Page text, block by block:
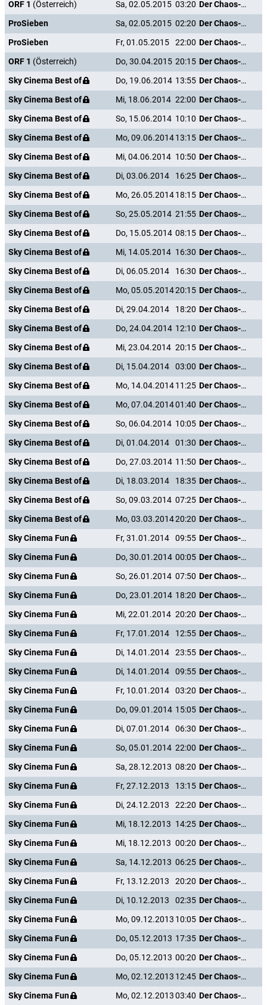
ORF 1 (Österreich) Sa, 02.05.2015 03:20
Der Chaos-Dad
ProSieben
Sa, 02.05.2015 02:20
Der Chaos-Dad
ProSieben
Fr, 01.05.2015 22:00
Der Chaos-Dad
ORF 1 (Österreich) Do, 30.04.2015 20:15
Der Chaos-Dad
Sky Cinema Best of
Do, 19.06.2014 13:55
Der Chaos-Dad
Sky Cinema Best of
Mi, 18.06.2014 22:00
Der Chaos-Dad
Sky Cinema Best of
So, 15.06.2014 10:10
Der Chaos-Dad
Sky Cinema Best of
Mo, 09.06.201413:15
Der Chaos-Dad
Sky Cinema Best of
Mi, 04.06.2014 10:50
Der Chaos-Dad
Sky Cinema Best of
Di, 03.06.2014 16:25
Der Chaos-Dad
Sky Cinema Best of
Mo, 26.05.201418:15
Der Chaos-Dad
Sky Cinema Best of
So, 25.05.2014 21:55
Der Chaos-Dad
Sky Cinema Best of
Do, 15.05.2014 08:15
Der Chaos-Dad
Sky Cinema Best of
Mi, 14.05.2014 16:30
Der Chaos-Dad
Sky Cinema Best of
Di, 06.05.2014 16:30
Der Chaos-Dad
Sky Cinema Best of
Mo, 05.05.201420:15
Der Chaos-Dad
Sky Cinema Best of
Di, 29.04.2014 18:20
Der Chaos-Dad
Sky Cinema Best of
Do, 24.04.2014 12:10
Der Chaos-Dad
Sky Cinema Best of
Mi, 23.04.2014 20:15
Der Chaos-Dad
Sky Cinema Best of
Di, 15.04.2014 03:00
Der Chaos-Dad
Sky Cinema Best of
Mo, 14.04.201411:25
Der Chaos-Dad
Sky Cinema Best of
Mo, 07.04.201401:40
Der Chaos-Dad
Sky Cinema Best of
So, 06.04.2014 10:05
Der Chaos-Dad
Sky Cinema Best of
Di, 01.04.2014 01:30
Der Chaos-Dad
Sky Cinema Best of
Do, 27.03.2014 11:50
Der Chaos-Dad
Sky Cinema Best of
Di, 18.03.2014 18:35
Der Chaos-Dad
Sky Cinema Best of
So, 09.03.2014 07:25
Der Chaos-Dad
Sky Cinema Best of
Mo, 03.03.201420:20
Der Chaos-Dad
Sky Cinema Fun
Fr, 31.01.2014 09:55
Der Chaos-Dad
Sky Cinema Fun
Do, 30.01.2014 00:05
Der Chaos-Dad
Sky Cinema Fun
So, 26.01.2014 07:50
Der Chaos-Dad
Sky Cinema Fun
Do, 23.01.2014 18:20
Der Chaos-Dad
Sky Cinema Fun
Mi, 22.01.2014 20:20
Der Chaos-Dad
Sky Cinema Fun
Fr, 17.01.2014 12:55
Der Chaos-Dad
Sky Cinema Fun
Di, 14.01.2014 23:55
Der Chaos-Dad
Sky Cinema Fun
Di, 14.01.2014 09:55
Der Chaos-Dad
Sky Cinema Fun
Fr, 10.01.2014 03:20
Der Chaos-Dad
Sky Cinema Fun
Do, 09.01.2014 15:05
Der Chaos-Dad
Sky Cinema Fun
Di, 07.01.2014 06:30
Der Chaos-Dad
Sky Cinema Fun
So, 05.01.2014 22:00
Der Chaos-Dad
Sky Cinema Fun
Sa, 28.12.2013 08:20
Der Chaos-Dad
Sky Cinema Fun
Fr, 27.12.2013 13:15
Der Chaos-Dad
Sky Cinema Fun
Di, 24.12.2013 22:20
Der Chaos-Dad
Sky Cinema Fun
Mi, 18.12.2013 14:25
Der Chaos-Dad
Sky Cinema Fun
Mi, 18.12.2013 00:20
Der Chaos-Dad
Sky Cinema Fun
Sa, 14.12.2013 06:25
Der Chaos-Dad
Sky Cinema Fun
Fr, 13.12.2013 20:20
Der Chaos-Dad
Sky Cinema Fun
Di, 10.12.2013 02:35
Der Chaos-Dad
Sky Cinema Fun
Mo, 09.12.2013 10:05
Der Chaos-Dad
Sky Cinema Fun
Do, 05.12.2013 17:35
Der Chaos-Dad
Sky Cinema Fun
Do, 05.12.2013 00:20
Der Chaos-Dad
Sky Cinema Fun
Mo, 02.12.2013 12:45
Der Chaos-Dad
Sky Cinema Fun
Mo, 02.12.201303:40
Der Chaos-Dad